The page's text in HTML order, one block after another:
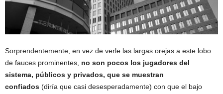
Sorprendentemente, en vez de verle las largas orejas a este lobo
de fauces prominentes, no son pocos los jugadores del
sistema, públicos y privados, que se muestran
confiados (diría que casi desesperadamente) con que el bajo